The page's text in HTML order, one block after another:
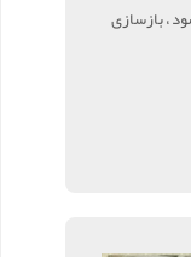
، بازسازی